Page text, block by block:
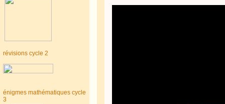
révisions cycle 2
énigmes mathématiques cycle
3